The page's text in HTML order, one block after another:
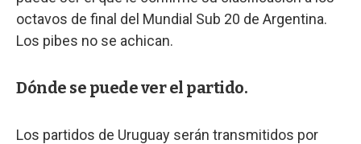
octavos de final del Mundial Sub 20 de Argentina.
Los pibes no se achican.
Dónde se puede ver el partido.
Los partidos de Uruguay serán transmitidos por